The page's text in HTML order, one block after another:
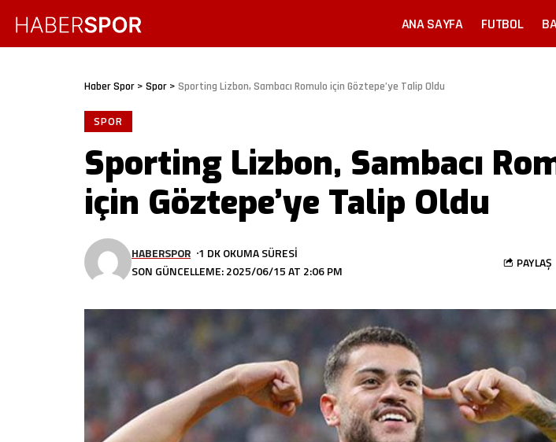
ANA SAYFA FUTBOL
Haber Spor > Spor > Sporting Lizbon, Sambacı Romulo için Göztepe’ye Talip Oldu
SPOR
Sporting Lizbon, Sambacı
için Göztepe’ye Talip Oldu
SON GÜNCELLEME: 2025/06/15 AT 2:06 PM
HABERSPOR 1 DK OKUMA SÜRESI
PAYLAŞ